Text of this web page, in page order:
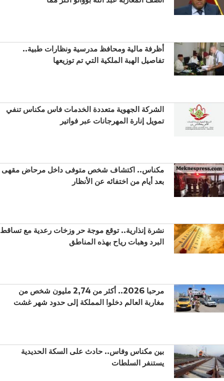
أظرفة مالية ومحافظ مدرسية ونظارات طبية..
تفاصيل الهبة الملكية التي تم توزيعها
الشركة الجهوية متعددة الخدمات فاس مكناس تنفي
تمويل إنارة المهرجانات عبر فواتير
مكناس.. اكتشاف شخص متوفى داخل مرحاض مقهى
بعد أيام من اختفائه عن الأنظار
نشرة إنذارية.. توقع موجة حر وزخات رعدية مع تساقط
البرد وهبات رياح بهذه المناطق
مرحبا 2026.. أكثر من 2,74 مليون شخص من
مغاربة العالم دخلوا المملكة إلى حدود شهر غشت
بين مكناس وفاس.. حادث على السكة الحديدية
يستنفر السلطات